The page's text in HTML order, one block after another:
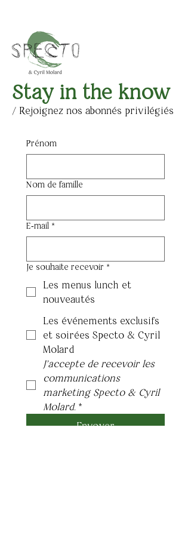
Stay in the know
/ Rejoignez nos abonnés privilégiés
Prénom
Nom de famille
E‑mail *
Je souhaite recevoir *
Les menus lunch et
nouveautés
Les événements exclusifs
et soirées Specto & Cyril
Molard
J’accepte de recevoir les
communications
marketing Specto & Cyril
Molard. *
Envoyer